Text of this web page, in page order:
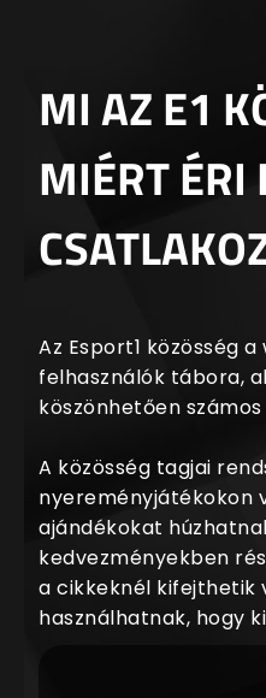
MI AZ E1
MIÉRT ÉRI
Az Esport1 közösség
felhasználók tábora,
köszönhetően
A közösség tagjai
nyereményjátékokon
ajándékokat
kedvezményekben
a cikkeknél kifejthetik
használhatnak, hogy